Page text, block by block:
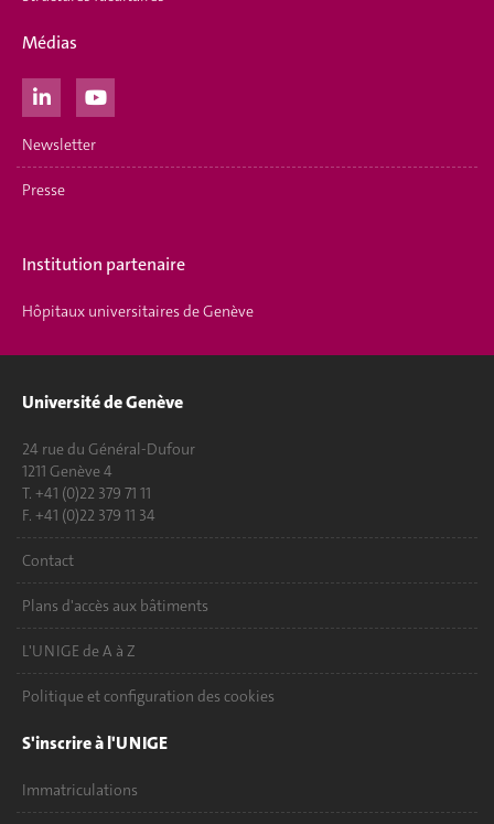
Médias
Newsletter
Presse
Institution partenaire
Hôpitaux universitaires de Genève
Université de Genève
24 rue du Général-Dufour
1211 Genève 4
T. +41 (0)22 379 71 11
F. +41 (0)22 379 11 34
Contact
Plans d'accès aux bâtiments
L'UNIGE de A à Z
Politique et configuration des cookies
S'inscrire à l'UNIGE
Immatriculations